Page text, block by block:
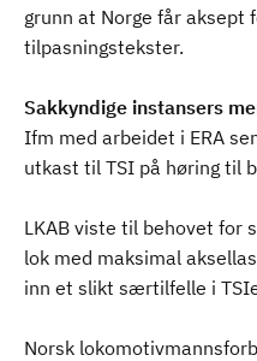
grunn at Norge får
tilpasningstekster.
Sakkyndige instansers
Ifm med arbeidet i ERA
utkast til TSI på høring til
LKAB viste til behovet
lok med maksimal
inn et slikt særtilfelle i
Norsk